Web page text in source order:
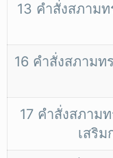
13 คำสั่งสภาม
16 คำสั่งสภามท
17 คำสั่งสภาม
เสริ